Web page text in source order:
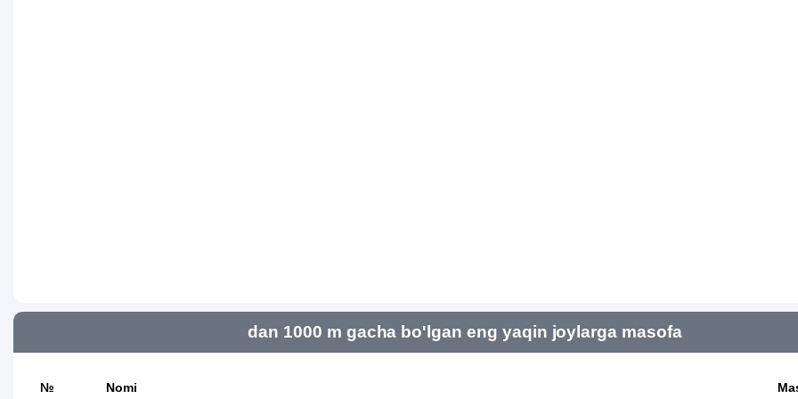
dan 1000 m gacha bo'lgan eng yaqin joylarga masofa
№ Nomi